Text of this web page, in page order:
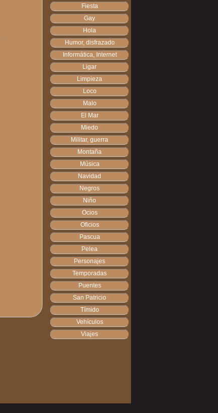
Fiesta
Gay
Hola
Humor, disfrazado
Informática, Internet
Ligar
Limpieza
Loco
Malo
El Mar
Miedo
Militar, guerra
Montaña
Música
Navidad
Negros
Niño
Ocios
Oficios
Pascua
Pelea
Personajes
Temporadas
Puentes
San Patricio
Tímido
Vehículos
Viajes